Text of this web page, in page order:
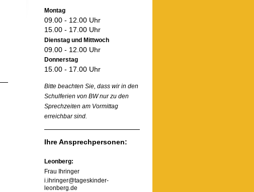
Montag
09.00 - 12.00 Uhr
15.00 - 17.00 Uhr
Dienstag und Mittwoch
09.00 - 12.00 Uhr
Donnerstag
15.00 - 17.00 Uhr
Bitte beachten Sie, dass wir in den
Schulferien von BW nur zu den
Sprechzeiten am Vormittag
erreichbar sind.
Ihre Ansprechpersonen:
Leonberg:
Frau Ihringer
i.ihringer@tageskinder-
leonberg.de